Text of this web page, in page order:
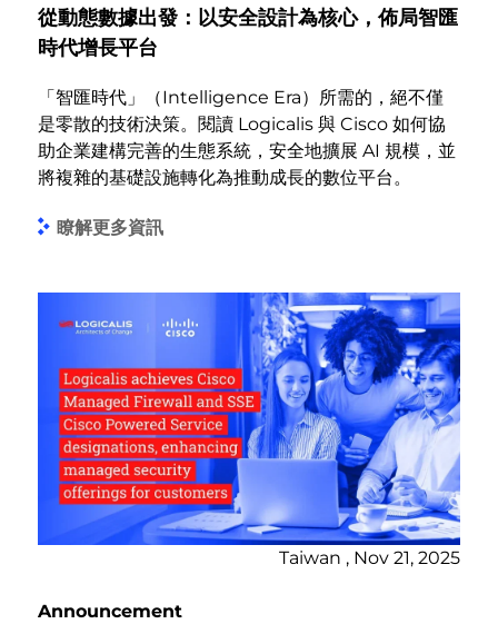
從動態數據出發：以安全設計為核心，佈局智匯
時代增長平台
「智匯時代」（Intelligence Era）所需的，絕不僅
是零散的技術決策。閱讀 Logicalis 與 Cisco 如何協
助企業建構完善的生態系統，安全地擴展 AI 規模，並
將複雜的基礎設施轉化為推動成長的數位平台。
瞭解更多資訊
Taiwan , Nov 21, 2025
Announcement